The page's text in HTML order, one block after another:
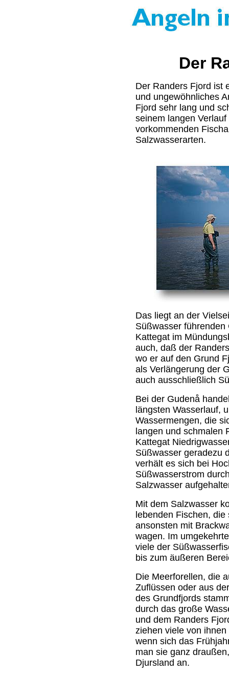
Der
Der Randers Fjord ist
und ungewöhnliches
Fjord sehr lang und
seinem langen
vorkommenden
Salzwasserarten.
Das liegt an der
Süßwasser
Kattegat im
auch, daß der
wo er auf den Grund
als Verlängerung der
auch ausschließlich
Bei der Gudenå
längsten Wasserlauf,
Wassermengen, die
langen und schmalen
Kattegat
Süßwasser geradezu
verhält es sich bei
Süßwasserstrom
Salzwasser
Mit dem Salzwasser
lebenden Fischen,
ansonsten mit
wagen. Im
viele der
bis zum äußeren
Die Meerforellen, die
Zuflüssen oder aus
des Grundfjords
durch das große
und dem Randers
ziehen viele von
wenn sich das
man sie ganz
Djursland an.